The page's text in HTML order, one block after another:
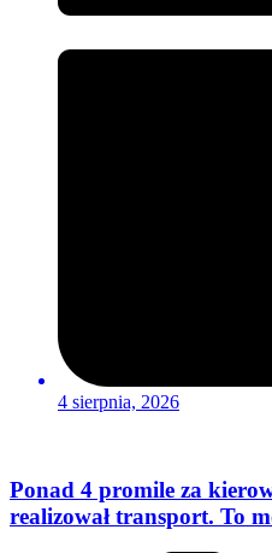
4 sierpnia, 2026
Ponad 4 promile za
realizował transport. To